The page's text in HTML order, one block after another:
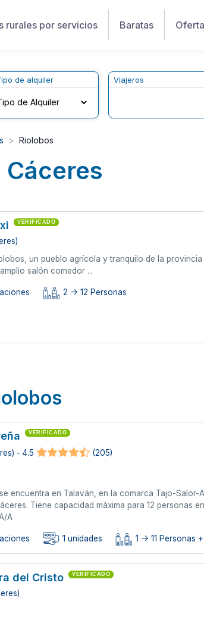
rurales por servicios Baratas
de alquiler Viajeros
Riolobos
VERIFICADO
un pueblo agrícola y tranquilo de la
salón comedor ...
2 -> 12 Personas
VERIFICADO
- 4.5
(205)
encuentra en Talaván, en la comarca Tajo-Salor-
Tiene capacidad máxima para 12 personas
A
1 unidades 1 -> 11 Personas
del Cristo VERIFICADO